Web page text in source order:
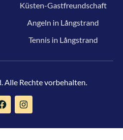
Küsten-Gastfreundschaft
Angeln in Långstrand
Tennis in Långstrand
Alle Rechte vorbehalten.